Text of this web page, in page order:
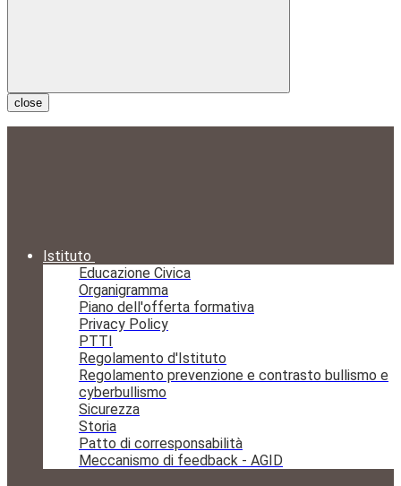
close
Istituto
Educazione Civica
Organigramma
Piano dell'offerta formativa
Privacy Policy
PTTI
Regolamento d'Istituto
Regolamento prevenzione e contrasto bullismo e
cyberbullismo
Sicurezza
Storia
Patto di corresponsabilità
Meccanismo di feedback - AGID